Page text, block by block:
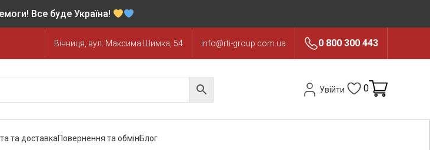
Все буде Україна!
Вінниця, вул. Максима Шимка, 54 info@rti-group.com.ua 0 800 300 443
Увійти 0
та доставкаПовернення та обмінБлог